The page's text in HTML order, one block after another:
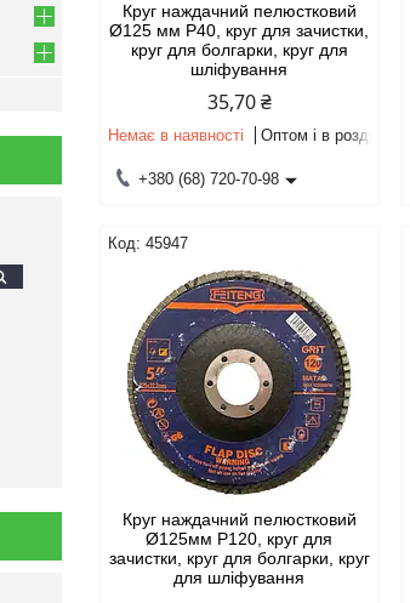
Круг наждачний пелюстковий
Ø125 мм Р40, круг для зачистки,
круг для болгарки, круг для
шліфування
35,70 ₴
Немає в наявності Оптом і в роздріб
+380 (68) 720-70-98
45947
Круг наждачний пелюстковий
Ø125мм Р120, круг для
зачистки, круг для болгарки, круг
для шліфування